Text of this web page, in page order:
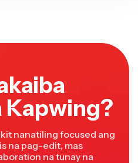
Kapwing?
nanatiling focused ang
na pag-edit, mas
na tunay na